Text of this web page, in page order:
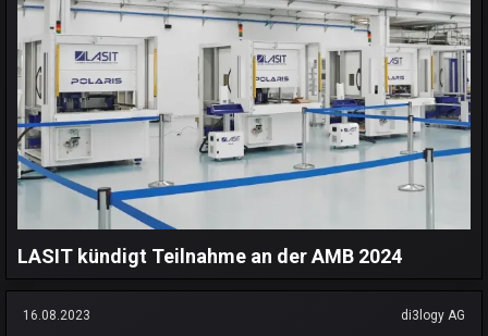
LASIT kündigt Teilnahme an der AMB 2024
16.08.2023 di3logy AG